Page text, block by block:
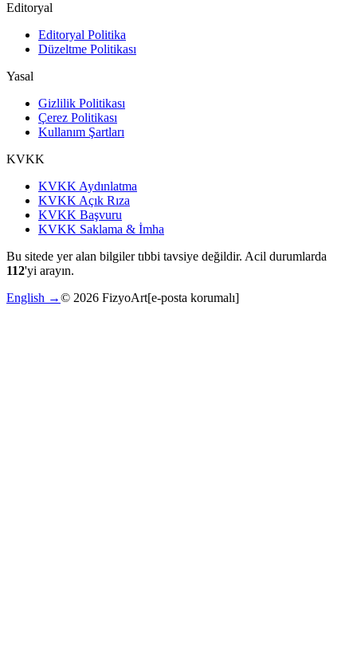
Editoryal
Editoryal Politika
Düzeltme Politikası
Yasal
Gizlilik Politikası
Çerez Politikası
Kullanım Şartları
KVKK
KVKK Aydınlatma
KVKK Açık Rıza
KVKK Başvuru
KVKK Saklama & İmha
Bu sitede yer alan bilgiler tıbbi tavsiye değildir. Acil durumlarda
112'yi arayın.
English →© 2026 FizyoArt[e-posta korumalı]